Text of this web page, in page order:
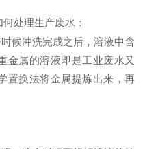
何处理生产废水：
候冲洗完成之后，溶液中含
金属的溶液即是工业废水又
置换法将金属提炼出来，再